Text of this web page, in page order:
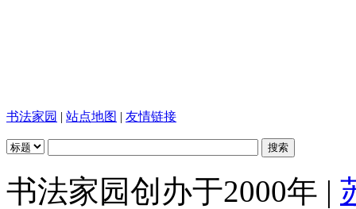
书法家园 | 站点地图 | 友情链接
书法家园创办于2000年 |